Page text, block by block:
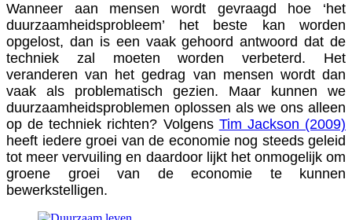
Wanneer aan mensen wordt gevraagd hoe ‘het
duurzaamheidsprobleem’ het beste kan worden
opgelost, dan is een vaak gehoord antwoord dat de
techniek zal moeten worden verbeterd. Het
veranderen van het gedrag van mensen wordt dan
vaak als problematisch gezien. Maar kunnen we
duurzaamheidsproblemen oplossen als we ons alleen
op de techniek richten? Volgens Tim Jackson (2009)
heeft iedere groei van de economie nog steeds geleid
tot meer vervuiling en daardoor lijkt het onmogelijk om
groene groei van de economie te kunnen
bewerkstelligen.